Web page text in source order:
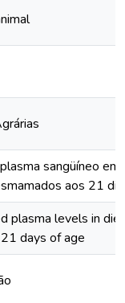
sangüíneo
aos 21
plasma levels in
days of age